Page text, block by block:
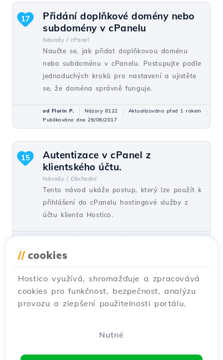
Přidání doplňkové domény nebo
subdomény v cPanelu
Návody / cPanel
Naučte se, jak přidat doplňkovou doménu
nebo subdoménu v cPanelu. Postupujte podle
jednoduchých kroků pro nastavení a ujistěte
se, že doména správně funguje.
17
od Florin P. Názory 8122
Aktualizováno před 1 rokem
Publikováno dne 26/06/2017
Autentizace v cPanel z
klientského účtu.
Návody / Obchodní
Tento návod ukáže postup, který lze použít k
přihlášení do cPanelu hostingové služby z
účtu klienta Hostico.
15
od Mark D. Názory 6493
Aktualizováno před 1 rokem
Správa ModSecurity v cPanel
Návody / cPanel
Zjistěte, jak aktivovat a deaktivovat firewall
10
// cookies
Hostico využívá, shromažďuje a zpracovává
cookies pro funkčnost, bezpečnost, analýzu
provozu a zlepšení použitelnosti portálu.
Nutné